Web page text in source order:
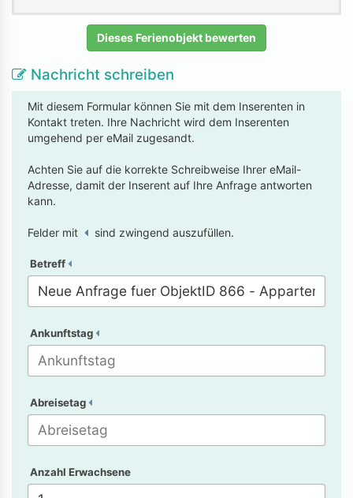
Dieses Ferienobjekt bewerten
Nachricht schreiben
Mit diesem Formular können Sie mit dem Inserenten in
Kontakt treten. Ihre Nachricht wird dem Inserenten
umgehend per eMail zugesandt.
Achten Sie auf die korrekte Schreibweise Ihrer eMail-
Adresse, damit der Inserent auf Ihre Anfrage antworten
kann.
Felder mit sind zwingend auszufüllen.
Betreff
Ankunftstag
Abreisetag
Anzahl Erwachsene